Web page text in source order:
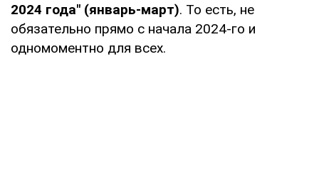
2024 года" (январь-март). То есть, не
обязательно прямо с начала 2024-го и
одномоментно для всех.